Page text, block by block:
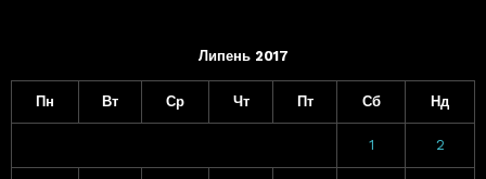
Липень 2017
Пн Вт Ср Чт Пт Сб Нд
1 2